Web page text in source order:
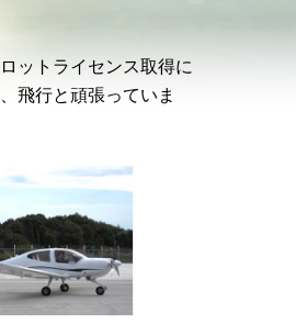
ットライセンス取得に
飛行と頑張っていま